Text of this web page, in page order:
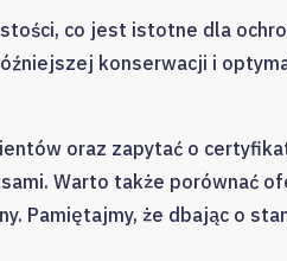
co jest istotne dla
konserwacji i
oraz zapytać o
Warto także porównać
Pamiętajmy, że dbając o